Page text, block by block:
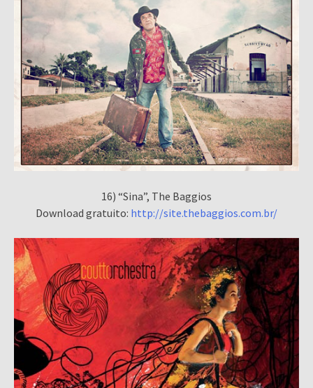
16) “Sina”, The Baggios
Download gratuito: http://site.thebaggios.com.br/